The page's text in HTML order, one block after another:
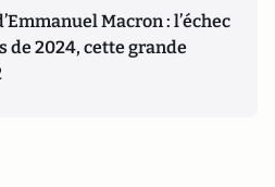
Macron : l’échec
de 2024, cette grande